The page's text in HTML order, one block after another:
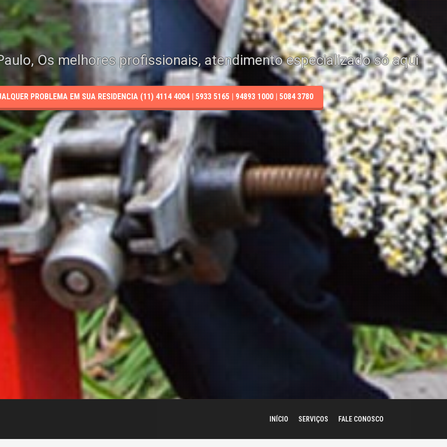
Os melhores profissionais, atendimento especializado só aqui
PROBLEMA EM SUA RESIDENCIA (11) 4114 4004 | 5933 5165 | 94893 1000 | 5084 3780
INÍCIO SERVIÇOS FALE CONOSCO